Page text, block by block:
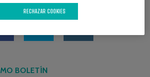
BOLETÍN
RECHAZAR COOKIES